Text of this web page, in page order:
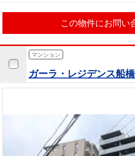
この物件にお問い
マンション
ガーラ・レジデンス船橋